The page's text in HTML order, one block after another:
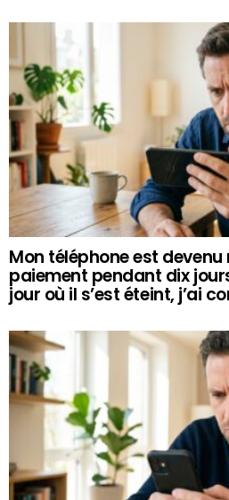
Mon téléphone est
paiement pendant dix
jour où il s’est éteint, j’ai